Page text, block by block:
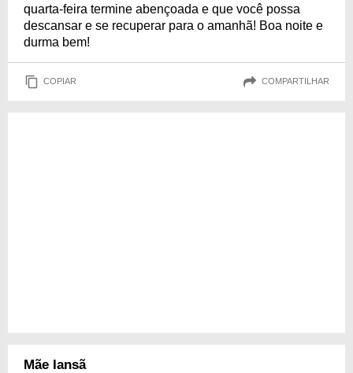
quarta-feira termine abençoada e que você possa
descansar e se recuperar para o amanhã! Boa noite e
durma bem!
COPIAR COMPARTILHAR
Mãe Iansã